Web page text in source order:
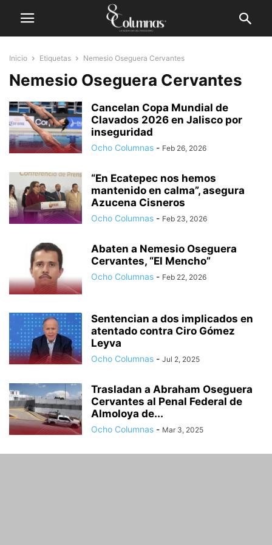
Inicio Etiquetas Nemesio Oseguera Cervantes
Nemesio Oseguera Cervantes
Cancelan Copa Mundial de
Clavados 2026 en Jalisco por
inseguridad
Ocho Columnas - Feb 26, 2026
“En Ecatepec nos hemos
mantenido en calma”, asegura
Azucena Cisneros
Ocho Columnas - Feb 23, 2026
Abaten a Nemesio Oseguera
Cervantes, “El Mencho”
Ocho Columnas - Feb 22, 2026
Sentencian a dos implicados en
atentado contra Ciro Gómez
Leyva
Ocho Columnas - Jul 2, 2025
Trasladan a Abraham Oseguera
Cervantes al Penal Federal de
Almoloya de...
Ocho Columnas - Mar 3, 2025